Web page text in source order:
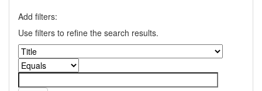
Add filters:
Use filters to refine the search results.